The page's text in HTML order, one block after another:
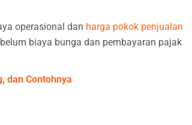
operasional dan harga pokok penjualan
biaya bunga dan pembayaran pajak
dan Contohnya